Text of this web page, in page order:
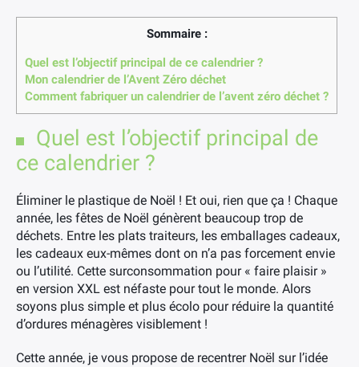
Sommaire :
Quel est l’objectif principal de ce calendrier ?
Mon calendrier de l’Avent Zéro déchet
Comment fabriquer un calendrier de l’avent zéro déchet ?
Quel est l’objectif principal de
ce calendrier ?
Éliminer le plastique de Noël ! Et oui, rien que ça ! Chaque
année, les fêtes de Noël génèrent beaucoup trop de
déchets. Entre les plats traiteurs, les emballages cadeaux,
les cadeaux eux-mêmes dont on n’a pas forcement envie
ou l’utilité. Cette surconsommation pour « faire plaisir »
en version XXL est néfaste pour tout le monde. Alors
soyons plus simple et plus écolo pour réduire la quantité
d’ordures ménagères visiblement !
Cette année, je vous propose de recentrer Noël sur l’idée